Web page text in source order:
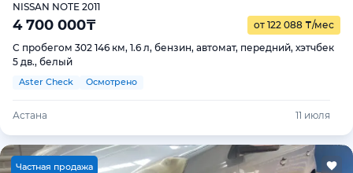
NISSAN NOTE 2011
4 700 000₸ от 122 088 ₸/мес
С пробегом 302 146 км, 1.6 л, бензин, автомат, передний, хэтчбек
5 дв., белый
Aster Check Осмотрено
Астана 11 июля
Частная продажа